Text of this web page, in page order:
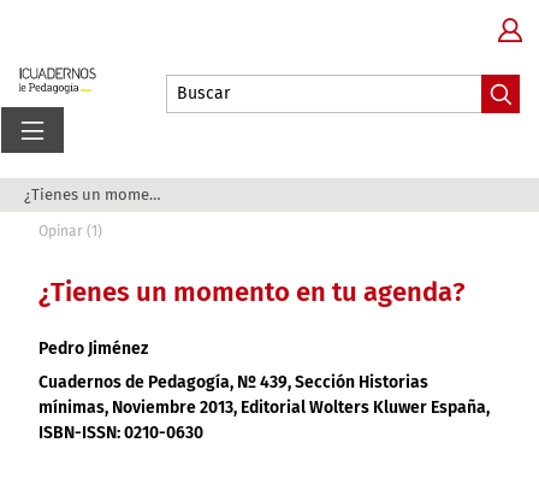
¿Tienes un momento en tu agenda?
Opinar (1)
¿Tienes un momento en tu agenda?
Pedro Jiménez
Cuadernos de Pedagogía, Nº 439, Sección Historias
mínimas, Noviembre 2013, EditorialWolters Kluwer España,
ISBN-ISSN:0210-0630